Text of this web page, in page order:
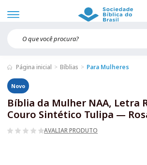
Página inicial Bíblias Para Mulheres
Novo
Bíblia da Mulher NAA, Letra
Couro Sintético Tulipa —
AVALIAR PRODUTO